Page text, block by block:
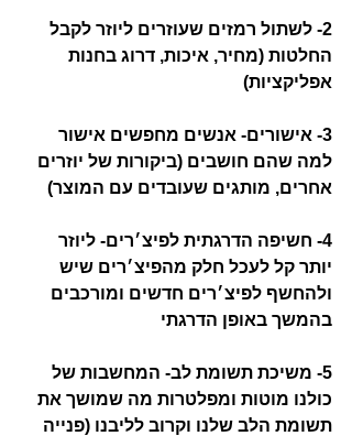
2- לשתול רמזים שעוזרים ליוזר לקבל
החלטות (מחיר, איכות, דרוג בחנות
אפליקציות)
3- אישורים- אנשים מחפשים אישור
למה שהם חושבים (ביקורות של יוזרים
אחרים, מותגים שעובדים עם המוצר)
4- חשיפה הדרגתית לפיצ׳רים- ליוזר
יותר קל לעכל חלק מהפיצ׳רים שיש
ולהחשף לפיצ׳רים חדשים ומורכבים
בהמשך באופן הדרגתי
5- משיכת תשומת לב- המחשבות של
כולנו מוטות ומפלטרות מה שמושך את
תשומת הלב שלנו וקרוב לליבנו (פנייה